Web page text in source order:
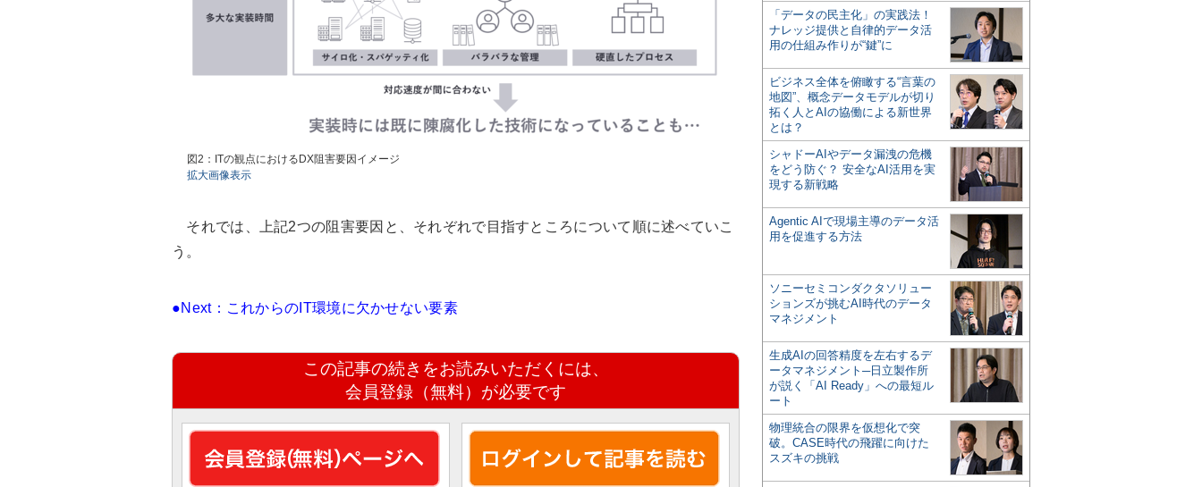
図2：ITの観点におけるDX阻害要因イメージ
拡大画像表示
それでは、上記2つの阻害要因と、それぞれで目指すところについて順に述べていこ
う。
●Next：これからのIT環境に欠かせない要素
この記事の続きをお読みいただくには、
会員登録（無料）が必要です
「データの民主化」の実践法！
ナレッジ提供と自律的データ活
用の仕組み作りが“鍵”に
ビジネス全体を俯瞰する“言葉の
地図”、概念データモデルが切り
拓く人とAIの協働による新世界
とは？
シャドーAIやデータ漏洩の危機
をどう防ぐ？ 安全なAI活用を実
現する新戦略
Agentic AIで現場主導のデータ活
用を促進する方法
ソニーセミコンダクタソリュー
ションズが挑むAI時代のデータ
マネジメント
生成AIの回答精度を左右するデ
ータマネジメント─日立製作所
が説く「AI Ready」への最短ル
ート
物理統合の限界を仮想化で突
破。CASE時代の飛躍に向けた
スズキの挑戦